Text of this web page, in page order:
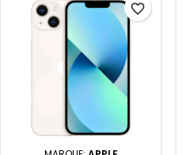
favorite_border